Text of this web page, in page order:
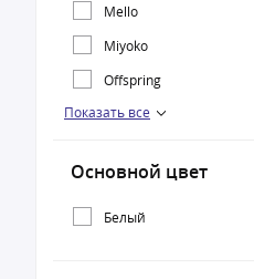
Mello
Miyoko
Offspring
TOMIKO
Показать все
Основной цвет
Белый